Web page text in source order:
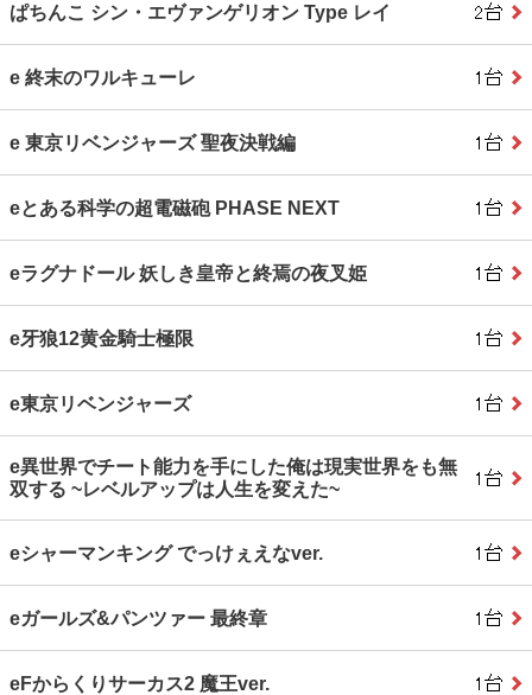
ぱちんこ シン・エヴァンゲリオン Type レイ
e 終末のワルキューレ
e 東京リベンジャーズ 聖夜決戦編
eとある科学の超電磁砲 PHASE NEXT
eラグナドール 妖しき皇帝と終焉の夜叉姫
e牙狼12黄金騎士極限
e東京リベンジャーズ
e異世界でチート能力を手にした俺は現実世界をも無
双する ~レベルアップは人生を変えた~
eシャーマンキング でっけぇえなver.
eガールズ&パンツァー 最終章
eFからくりサーカス2 魔王ver.